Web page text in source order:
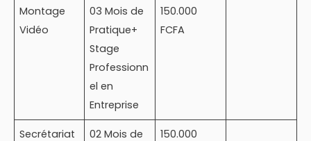
Montage
Vidéo
03 Mois de
Pratique+
Stage
Professionn
el en
Entreprise
150.000
FCFA
Secrétariat
02 Mois de
150.000